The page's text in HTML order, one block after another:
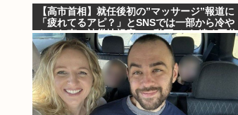
【高市首相】就任後初の”マッサージ”報道に
「疲れてるアピ？」とSNSでは一部から冷や
やかな声…被災地視察”PV動画”から続く不信